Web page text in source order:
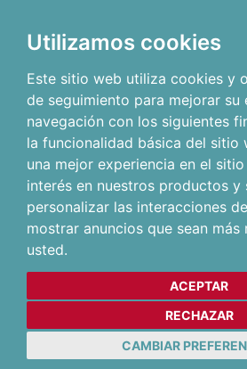
Utilizamos cookies
Este sitio web utiliza cookies y
de seguimiento para mejorar su
navegación con los siguientes
la funcionalidad básica del sitio
una mejor experiencia en el
interés en nuestros productos y
personalizar las interacciones
mostrar anuncios que sean más
usted.
ACEPTAR
RECHAZAR
CAMBIAR